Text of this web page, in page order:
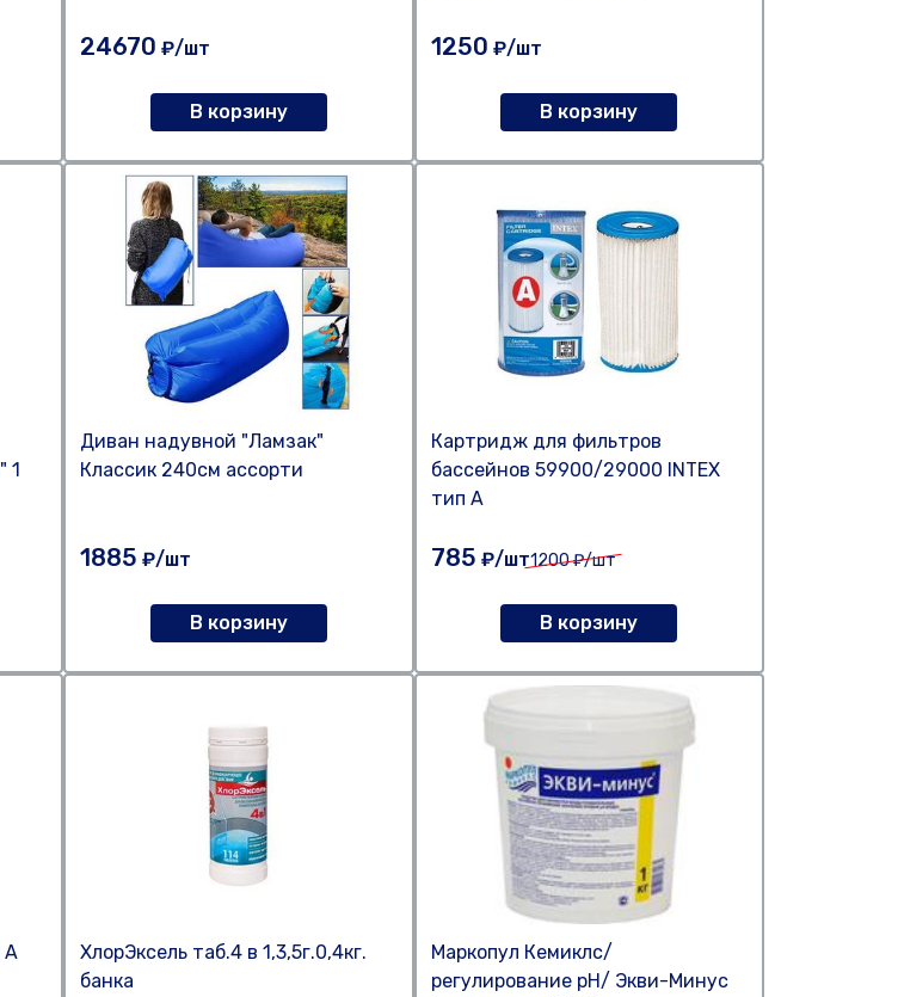
24670 ₽/шт
В корзину
1250 ₽/шт
В корзину
1
Диван надувной "Ламзак"
Классик 240см ассорти
1885 ₽/шт
В корзину
Картридж для фильтров
бассейнов 59900/29000 INTEX
тип А
785 ₽/шт1200₽/шт
В корзину
А
ХлорЭксель таб.4 в 1,3,5г.0,4кг.
банка
Маркопул Кемиклс/
регулирование pH/ Экви-Минус